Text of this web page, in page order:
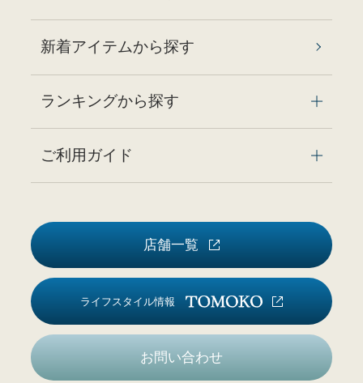
新着アイテムから探す
ランキングから探す
ご利用ガイド
店舗一覧
ライフスタイル情報
お問い合わせ